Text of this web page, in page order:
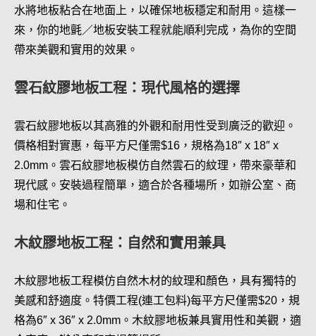
水將地板粘合在地面上，以確保地板穩定和耐用。這樣一
來，你的地氈／地板安裝工程就能順利完成，為你的空間
帶來美觀和實用的效果。
雲石紋膠地板工程：現代風格的選擇
雲石紋膠地板以其高雅的外觀和耐用性受到廣泛的歡迎。
價格相對實惠，每平方尺僅需$16，規格為18″ x 18″ x
2.0mm。雲石紋膠地板模仿自然雲石的紋理，帶來豪華和
現代感。安裝過程簡單，適合於各種場所，如辦公室、商
場和住宅。
木紋膠地板工程：自然和實用兼具
木紋膠地板工程模仿自然木材的紋理和顏色，具有獨特的
美感和舒適度。特價工程(連工包料)每平方尺僅需$20，規
格為6″ x 36″ x 2.0mm。木紋膠地板兼具實用性和美觀，適